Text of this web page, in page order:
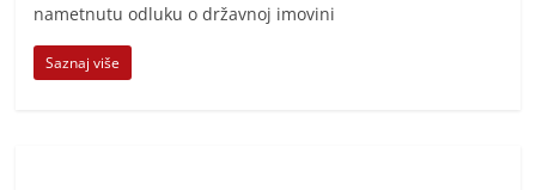
nametnutu odluku o državnoj imovini
Saznaj više